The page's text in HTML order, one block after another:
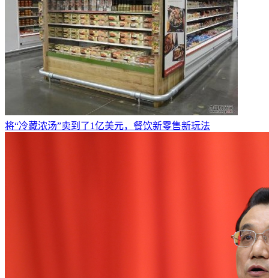
将“冷藏浓汤”卖到了1亿美元，餐饮新零售新玩法